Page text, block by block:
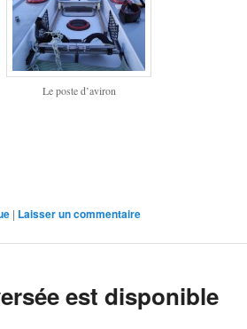
Le poste d’aviron
| Laisser un commentaire
est disponible